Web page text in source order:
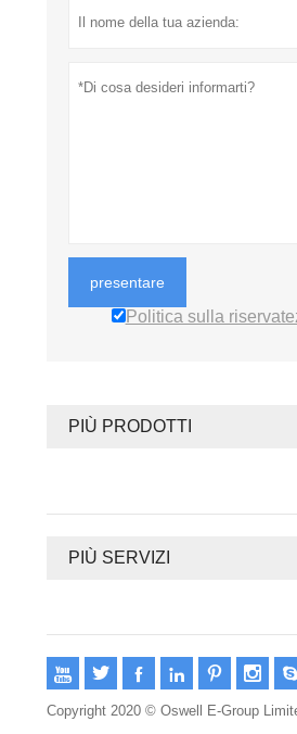
presentare
Politica sulla
PIÙ PRODOTTI
PIÙ SERVIZI
      
Copyright 2020 © Oswell E-Group